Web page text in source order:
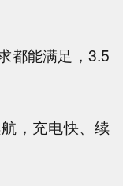
都能满足，3.5
，充电快、续